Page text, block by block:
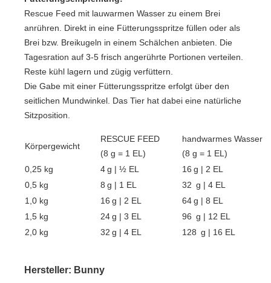
Rescue Feed mit lauwarmen Wasser zu einem Brei
anrühren. Direkt in eine Fütterungsspritze füllen oder als
Brei bzw. Breikugeln in einem Schälchen anbieten. Die
Tagesration auf 3-5 frisch angerührte Portionen verteilen.
Reste kühl lagern und zügig verfüttern.
Die Gabe mit einer Fütterungsspritze erfolgt über den
seitlichen Mundwinkel. Das Tier hat dabei eine natürliche
Sitzposition.
Körpergewicht
RESCUE FEED
(8 g = 1 EL)
handwarmes Wasser
(8 g = 1 EL)
0,25 kg
4 g | ½ EL
16 g | 2 EL
0,5 kg
8 g | 1 EL
32 g | 4 EL
1,0 kg
16 g | 2 EL
64 g | 8 EL
1,5 kg
24 g | 3 EL
96 g | 12 EL
2,0 kg
32 g | 4 EL 128 g | 16 EL
Hersteller: Bunny